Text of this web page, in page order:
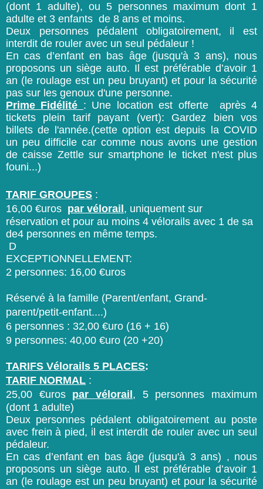
(dont 1 adulte), ou 5 personnes maximum dont 1
adulte et 3 enfants de 8 ans et moins.
Deux personnes pédalent obligatoirement, il est
interdit de rouler avec un seul pédaleur !
En cas d’enfant en bas âge (jusqu'à 3 ans), nous
proposons un siège auto. Il est préférable d’avoir 1
an (le roulage est un peu bruyant) et pour la sécurité
pas sur les genoux d'une personne.
Prime Fidél ité : Une location est offerte après 4
tickets plein tarif payant (vert): Gardez bien vos
billets de l'année.(cette option est depuis la COVID
un peu difficile car comme nous avons une gestion
de caisse Zettle sur smartphone le ticket n'est plus
founi...)
TARIF GROUPES :
16,00 €uros par vélorail , uniquement sur
réservation et pour au moins 4 vélorails avec 1 de sa
de4 personnes en même temps.
D
EXCEPTIONNELLEMENT:
2 personnes: 16,00 €uros
Réservé à la famille (Parent/enfant, Grand-
parent/petit-enfant....)
6 personnes : 32,00 €uro (16 + 16)
9 personnes: 40,00 €uro (20 +20)
TARIFS Vélorails 5 PLACES:
TARIF NORMAL :
25,00 €uros par vélorail , 5 personnes maximum
(dont 1 adulte)
Deux personnes pédalent obligatoirement au poste
avec frein à pied, il est interdit de rouler avec un seul
pédaleur.
En cas d’enfant en bas âge (jusqu'à 3 ans) , nous
proposons un siège auto. Il est préférable d’avoir 1
an (le roulage est un peu bruyant) et pour la sécurité